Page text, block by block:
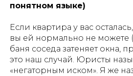
понятном языке)
Если квартира у вас
вы ей нормально не можете
баня соседа затеняет окна,
это наш случай. Юристы
«негаторным иском». Я же